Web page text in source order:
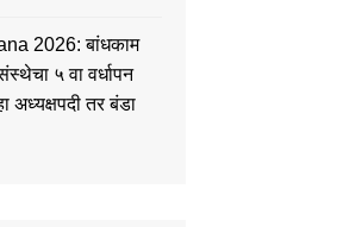
2026: बांधकाम
५ वा वर्धापन
अध्यक्षपदी तर बंडा